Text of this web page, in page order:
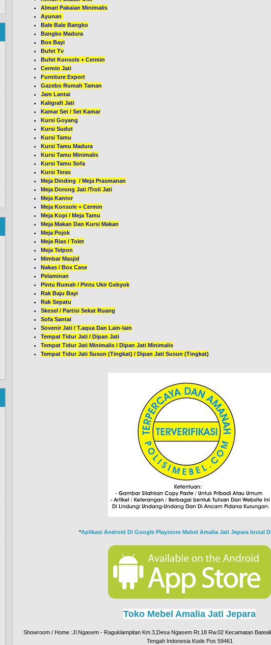
Almari Pakaian Minimalis
Ayunan
Bale Bale Bangko
Bangko Madura
Box Bayi
Bufet Tv
Bufet Konsole + Cermin
Cermin Jati
Furniture Export
Gazebo Rumah Taman
Jam Lantai
Kaligrafi Jati
Kamar Set / Set Kamar
Kursi Goyang
Kursi Sudut
Kursi Tamu
Kursi Tamu Madura
Kursi Tamu Minimalis
Kursi Tamu Sofa
Kursi Teras
Meja Dinding / Meja Prasmanan
Meja Dorong Jati /Troli Jati
Meja Kantor
Meja Konsole + Cermin
Meja Kopi / Meja Tamu
Meja Makan Dan Kursi Makan
Meja Pojok
Meja Rias / Tolet
Meja Telpon
Mimbar Masjid
Nakas / Box Case
Pelaminan
Pintu Rumah / Pintu Ukir Gebyok
Rak Baju Bayi
Rak Sepatu
Skesel / Partisi Sekat Ruang
Sofa Santai
Sovenir Jati / T.aqua Dan Lain-lain
Tempat Tidur Jati / Dipan Jati
Tempat Tidur Jati Minimalis / Dipan Jati Minimalis
Tempat Tidur Jati Susun (Tingkat) / Dipan Jati Susun (Tingkat)
*Aplikasi Android Di Google Playstore Mebel Amalia Jati Jepara Instal
Toko Mebel Amalia Jati Jepara
Showroom / Home :Jl.Ngasem - Raguklampitan Km.3,Desa Ngasem Rt.18 Rw.02 Kecamatan
Tengah Indonesia Kode Pos 59461